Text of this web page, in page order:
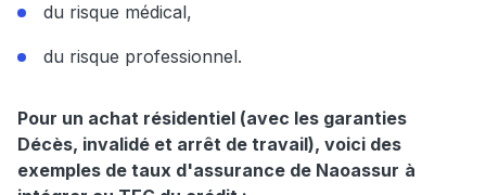
du risque médical,
du risque professionnel.
Pour un achat résidentiel (avec les garanties
Décès, invalidé et arrêt de travail), voici des
exemples de taux d'assurance de Naoassur à